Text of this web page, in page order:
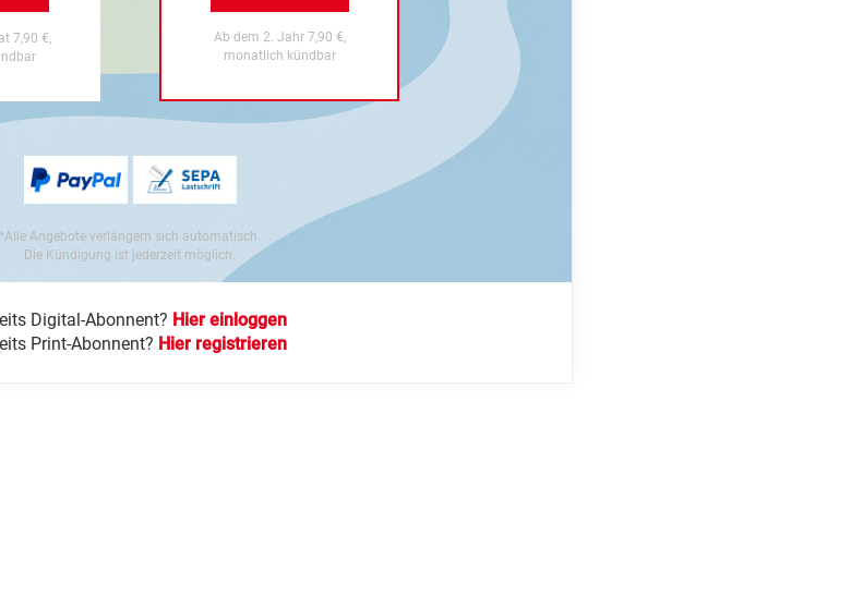
7,90 €,
Ab dem 2. Jahr 7,90 €,
monatlich kündbar
*Alle Angebote verlängern sich automatisch.
Die Kündigung ist jederzeit möglich.
Digital-Abonnent? Hier einloggen
Print-Abonnent? Hier registrieren